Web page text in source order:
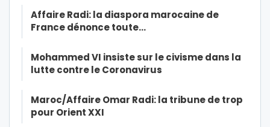
Affaire Radi: la diaspora marocaine de
France dénonce toute…
Mohammed VI insiste sur le civisme dans la
lutte contre le Coronavirus
Maroc/Affaire Omar Radi: la tribune de trop
pour Orient XXI